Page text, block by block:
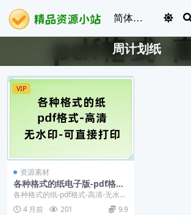
周计划纸
VIP
资源素材
各种格式的纸电子版-pdf格式-
高清-无水印-可直接打印
各种格式的纸-pdf格式-高清-无水
印-可直接打印
4 月前 201 9.9